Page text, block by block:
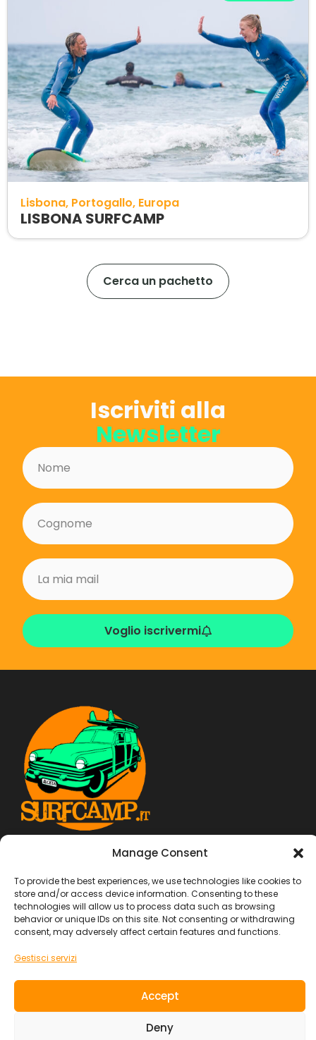
Manage Consent
To provide the best experiences, we use technologies like cookies to
store and/or access device information. Consenting to these
technologies will allow us to process data such as browsing
behavior or unique IDs on this site. Not consenting or withdrawing
consent, may adversely affect certain features and functions.
Gestisci servizi
Accept
Deny
Lisbona Portogallo Europa
LISBONA SURFCAMP
Cerca un pachetto
Iscriviti alla
Newsletter
Voglio iscrivermi
info@surfcamp.it
SEDE
Calle MAXORATA 8 , Corralejo ( las Palmas ) Fuerteventura
Vacanze Surf
Adventures
Boat Trip
Family Trip